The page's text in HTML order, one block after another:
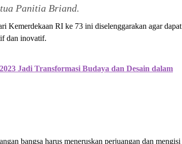
Panitia Briand.
Kemerdekaan RI ke 73 ini diselenggarakan agar dapat
dan inovatif.
Jadi Transformasi Budaya dan Desain dalam
bangsa harus meneruskan perjuangan dan mengisi